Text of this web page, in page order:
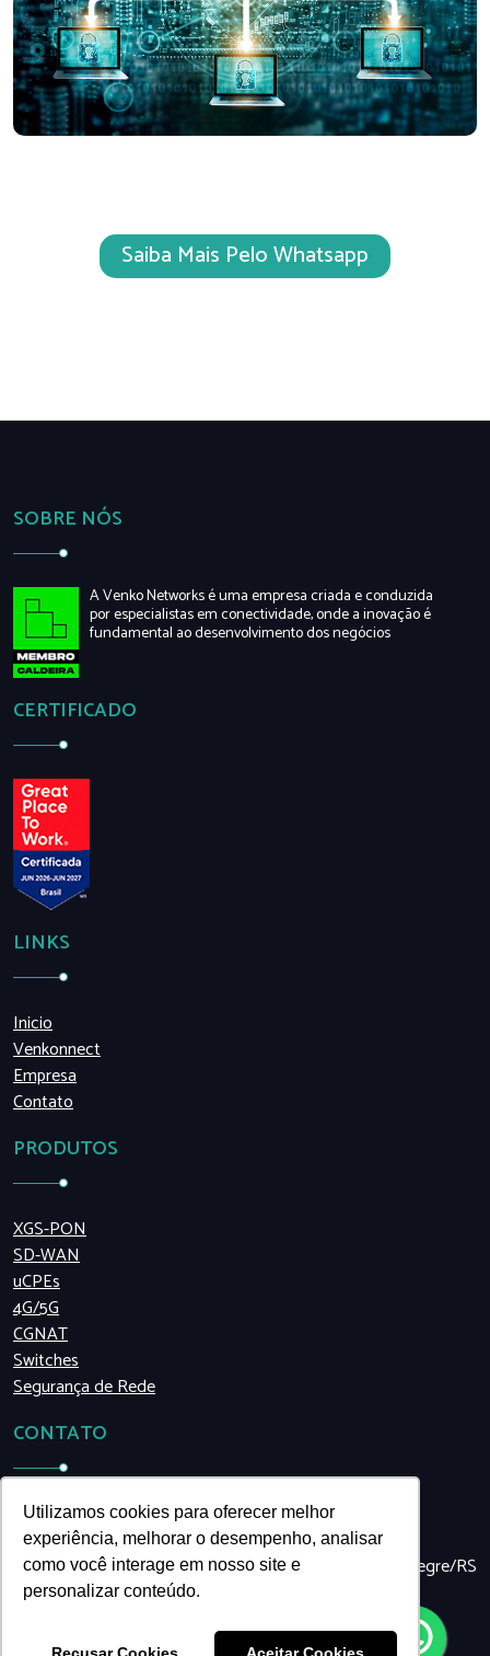
Utilizamos cookies para oferecer melhor
experiência, melhorar o desempenho, analisar
como você interage em nosso site e
personalizar conteúdo.
Saiba Mais Pelo Whatsapp
SOBRE NÓS
A Venko Networks é uma empresa criada e conduzida
por especialistas em conectividade, onde a inovação é
fundamental ao desenvolvimento dos negócios
CERTIFICADO
LINKS
Inicio
Venkonnect
Empresa
Contato
PRODUTOS
XGS-PON
SD-WAN
uCPEs
4G/5G
CGNAT
Switches
Segurança de Rede
CONTATO
(11) 5199.8990
venko@venkonetworks.com
Travessa São José, 455, sala 48 | Navegantes | Porto Alegre/RS
| Brasil